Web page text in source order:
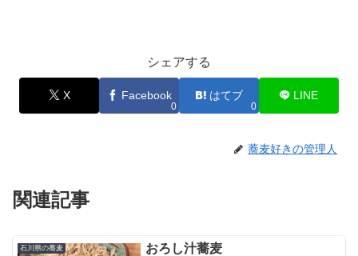
シェアする
X Facebook
0
はてブ
0
LINE
蕎麦好きの管理人
関連記事
石川県の蕎麦 おろし汁蕎麦